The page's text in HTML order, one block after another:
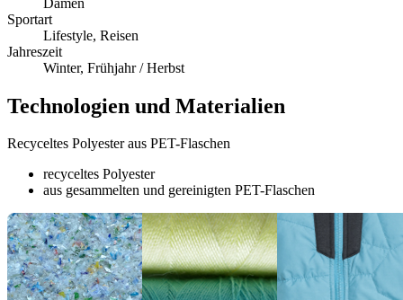
Sportart
Lifestyle, Reisen
Jahreszeit
Winter, Frühjahr / Herbst
Technologien und Materialien
Recyceltes Polyester aus PET-Flaschen
recyceltes Polyester
aus gesammelten und gereinigten PET-Flaschen